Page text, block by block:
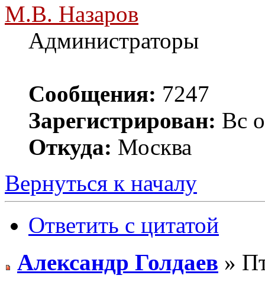
М.В. Назаров
Администраторы
Сообщения: 7247
Зарегистрирован: Вс
Откуда: Москва
Вернуться к началу
Ответить с цитатой
Александр Голдаев »